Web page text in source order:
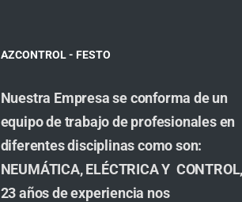
AZCONTROL - FESTO
Nuestra Empresa se conforma de un
equipo de trabajo de profesionales en
diferentes disciplinas como son:
NEUMÁTICA, ELÉCTRICA Y CONTROL,
23 años de experiencia nos